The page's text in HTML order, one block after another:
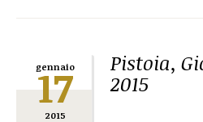
gennaio
17
2015
Pistoia,
2015